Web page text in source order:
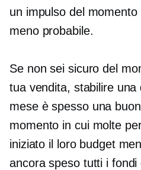
un impulso del momento
meno probabile.
Se non sei sicuro del
tua vendita, stabilire una
mese è spesso una
momento in cui molte
iniziato il loro budget
ancora speso tutti i